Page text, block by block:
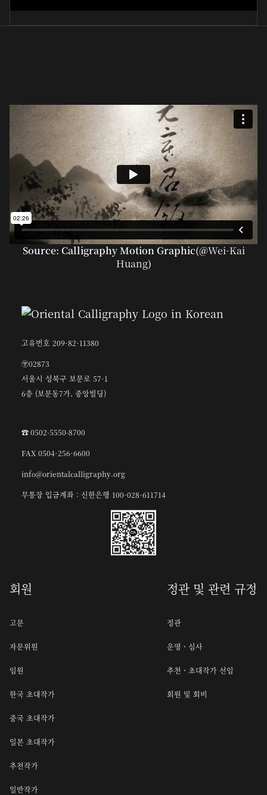
Source: Calligraphy Motion Graphic(@Wei-Kai
Huang)
고유번호 209-82-11380
〶02873
서울시 성북구 보문로 57-1
6층 (보문동7가, 중앙빌딩)
☎︎ 0502-5550-8700
FAX 0504-256-6600
info@orientalcalligraphy.org
무통장 입금계좌 : 신한은행 100-028-611714
회원
고문
자문위원
임원
한국 초대작가
중국 초대작가
일본 초대작가
추천작가
일반작가
정관 및 관련 규정
정관
운영ㆍ심사
추천ㆍ초대작가 선임
회원 및 회비